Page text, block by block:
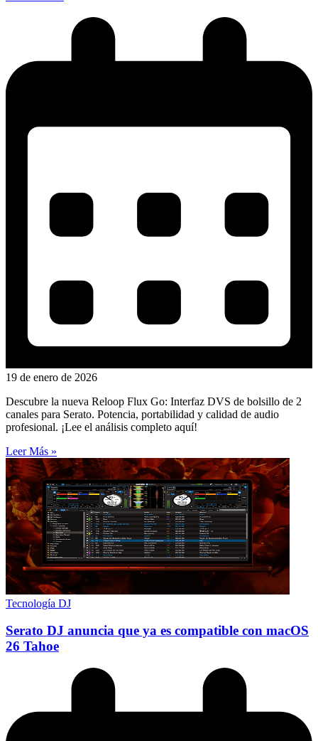
19 de enero de 2026
Descubre la nueva Reloop Flux Go: Interfaz DVS de bolsillo de 2
canales para Serato. Potencia, portabilidad y calidad de audio
profesional. ¡Lee el análisis completo aquí!
Leer Más »
Tecnología DJ
Serato DJ anuncia que ya es compatible con macOS
26 Tahoe